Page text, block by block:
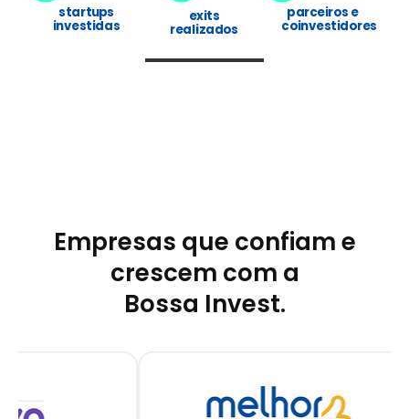
startups
investidas
exits
realizados
parceiros e
coinvestidores
Empresas que confiam e
crescem com a
Bossa Invest.